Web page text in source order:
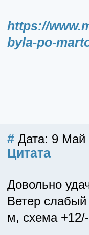
https://
byla-po-
# Дата: 9 Май
Цитата
Довольно
Ветер
м, схема